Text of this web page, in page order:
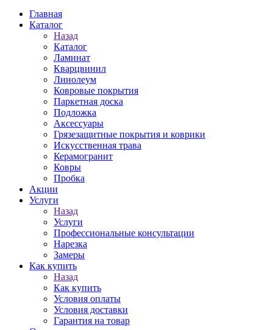
Главная
Каталог
Назад
Каталог
Ламинат
Кварцвинил
Линолеум
Ковровые покрытия
Паркетная доска
Подложка
Аксессуары
Грязезащитные покрытия и коврики
Искусственная трава
Керамогранит
Ковры
Пробка
Акции
Услуги
Назад
Услуги
Профессиональные консультации
Нарезка
Замеры
Как купить
Назад
Как купить
Условия оплаты
Условия доставки
Гарантия на товар